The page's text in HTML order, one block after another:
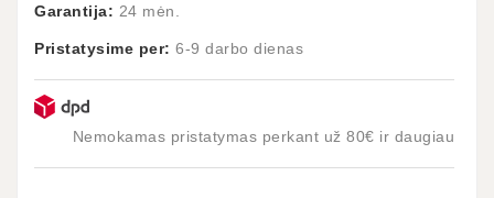
Garantija: 24 mėn.
Pristatysime per: 6-9 darbo dienas
Nemokamas pristatymas perkant už 80€ ir daugiau